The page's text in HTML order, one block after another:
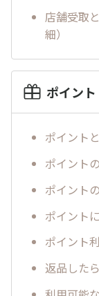
店舗受取
細）
ポイン
ポイント
ポイント
ポイント
ポイント
ポイント
返品した